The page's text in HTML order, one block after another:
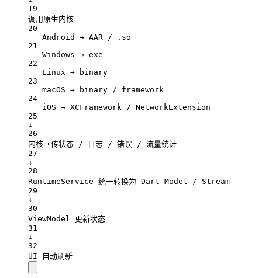
19
调用原生内核
20
Android → AAR / .so
21
Windows → exe
22
Linux → binary
23
macOS → binary / framework
24
iOS → XCFramework / NetworkExtension
25
↓
26
内核回传状态 / 日志 / 错误 / 流量统计
27
↓
28
RuntimeService 统一转换为 Dart Model / Stream
29
↓
30
ViewModel 更新状态
31
↓
32
UI 自动刷新